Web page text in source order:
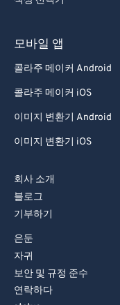
모바일 앱
콜라주 메이커 Android
콜라주 메이커 iOS
이미지 변환기 Android
이미지 변환기 iOS
회사 소개
블로그
기부하기
은둔
자귀
보안 및 규정 준수
연락하다